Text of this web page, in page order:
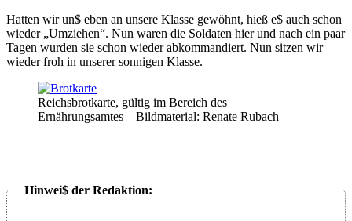
Hatten wir un$ eben an unsere Klasse gewöhnt, hieß e$ auch schon
wieder Umziehen . Nun waren die Soldaten hier und nach ein paar
Tagen wurden sie schon wieder abkommandiert. Nun sitzen wir
wieder froh in unserer sonnigen Klasse.
Reichsbrotkarte, gültig im Bereich des
Ernährungsamtes – Bildmaterial: Renate Rubach